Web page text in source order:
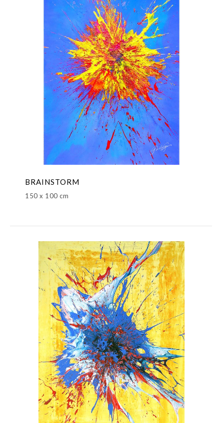
BRAINSTORM
150 x 100 cm